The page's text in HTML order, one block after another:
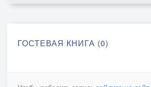
ГОСТЕВАЯ КНИГА (0)